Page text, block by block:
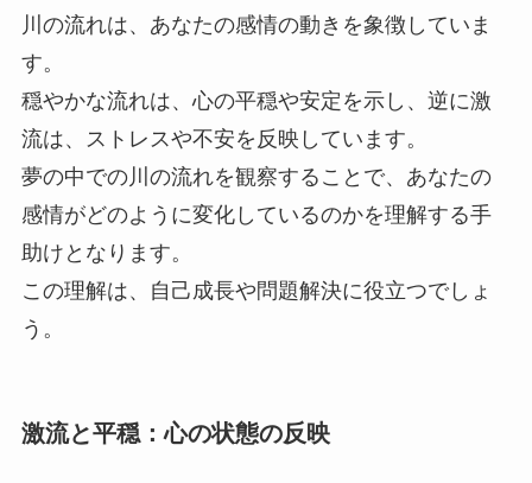
川の流れは、あなたの感情の動きを象徴していま
す。
穏やかな流れは、心の平穏や安定を示し、逆に激
流は、ストレスや不安を反映しています。
夢の中での川の流れを観察することで、あなたの
感情がどのように変化しているのかを理解する手
助けとなります。
この理解は、自己成長や問題解決に役立つでしょ
う。
激流と平穏：心の状態の反映